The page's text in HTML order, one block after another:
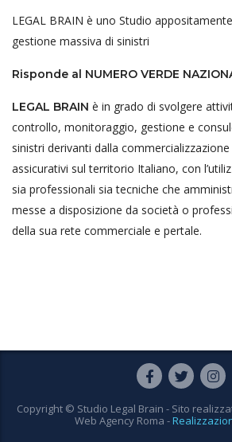
LEGAL BRAIN è uno Studio
gestione massiva di sinistri
Risponde al NUMERO VERDE
LEGAL BRAIN è in grado di svolgere
controllo, monitoraggio, gestione e
sinistri derivanti dalla
assicurativi sul territorio Italiano, con
sia professionali sia tecniche che
messe a disposizione da società o
della sua rete commerciale e pertale.
Copyright © Studio Legal Brain - Sito
Web Agency Roma -